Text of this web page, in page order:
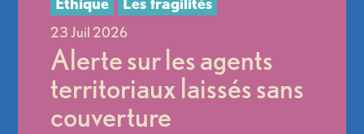
Alerte sur les agents
territoriaux laissés sans
couverture